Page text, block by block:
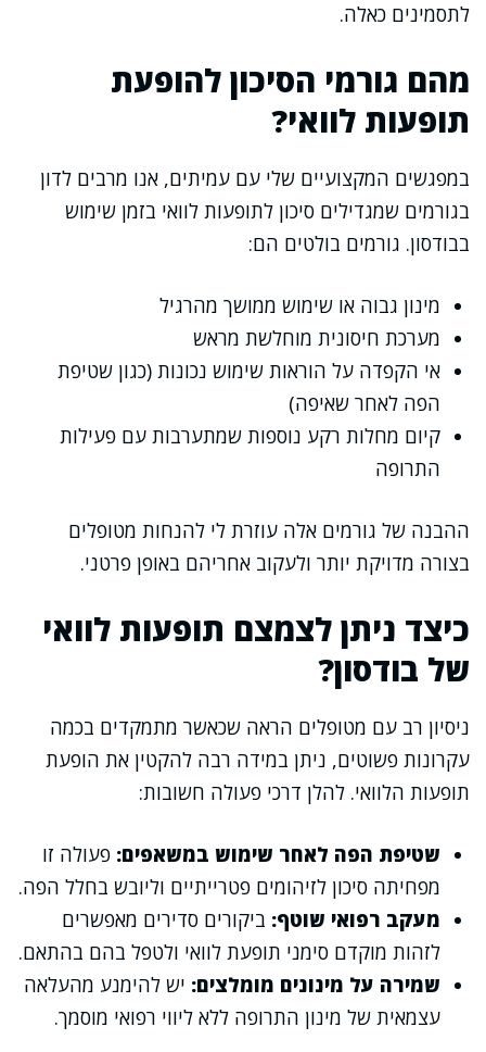
לתסמינים כאלה.
מהם גורמי הסיכון להופעת
תופעות לוואי?
במפגשים המקצועיים שלי עם עמיתים, אנו מרבים לדון
בגורמים שמגדילים סיכון לתופעות לוואי בזמן שימוש
בבודסון. גורמים בולטים הם:
מינון גבוה או שימוש ממושך מהרגיל
מערכת חיסונית מוחלשת מראש
אי הקפדה על הוראות שימוש נכונות (כגון שטיפת
הפה לאחר שאיפה)
קיום מחלות רקע נוספות שמתערבות עם פעילות
התרופה
ההבנה של גורמים אלה עוזרת לי להנחות מטופלים
בצורה מדויקת יותר ולעקוב אחריהם באופן פרטני.
כיצד ניתן לצמצם תופעות לוואי
של בודסון?
ניסיון רב עם מטופלים הראה שכאשר מתמקדים בכמה
עקרונות פשוטים, ניתן במידה רבה להקטין את הופעת
תופעות הלוואי. להלן דרכי פעולה חשובות:
שטיפת הפה לאחר שימוש במשאפים: פעולה זו
מפחיתה סיכון לזיהומים פטרייתיים וליובש בחלל הפה.
מעקב רפואי שוטף: ביקורים סדירים מאפשרים
לזהות מוקדם סימני תופעת לוואי ולטפל בהם בהתאם.
שמירה על מינונים מומלצים: יש להימנע מהעלאה
עצמאית של מינון התרופה ללא ליווי רפואי מוסמך.